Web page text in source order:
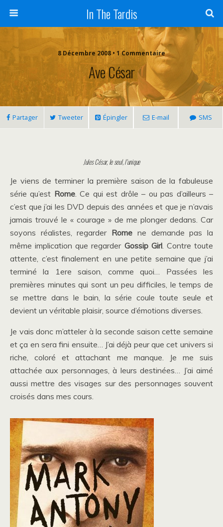
In The Tardis
8 Décembre 2008 • 1 Commentaire
Ave César
Partager Tweeter Épingler E-mail SMS
Jules César, le seul, l’unique
Je viens de terminer la première saison de la fabuleuse
série qu’est Rome. Ce qui est drôle – ou pas d’ailleurs –
c’est que j’ai les DVD depuis des années et que je n’avais
jamais trouvé le « courage » de me plonger dedans. Car
soyons réalistes, regarder Rome ne demande pas la
même implication que regarder Gossip Girl. Contre toute
attente, c’est finalement en une petite semaine que j’ai
terminé la 1ere saison, comme quoi… Passées les
premières minutes qui sont un peu difficiles, le temps de
se mettre dans le bain, la série coule toute seule et
devient un véritable plaisir, source d’émotions diverses.
Je vais donc m’atteler à la seconde saison cette semaine
et ça en sera fini ensuite… J’ai déjà peur que cet univers si
riche, coloré et attachant me manque. Je me suis
attachée aux personnages, à leurs destinées… J’ai aimé
aussi mettre des visages sur des personnages souvent
croisés dans mes cours.